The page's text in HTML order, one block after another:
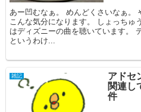
あー凹むなぁ。 めんどくさいなぁ。
こんな気分になります。 しょっちゅ
はディズニーの曲を聴いています。
というわけ...
雑記
アドセ
関連し
件